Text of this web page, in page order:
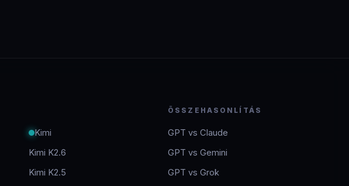
Kimi
Kimi K2.6
Kimi K2.5
ÖSSZEHASONLÍTÁS
GPT vs Claude
GPT vs Gemini
GPT vs Grok